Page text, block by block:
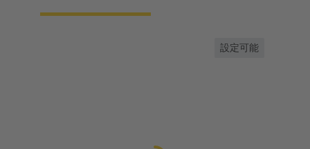
設定可能